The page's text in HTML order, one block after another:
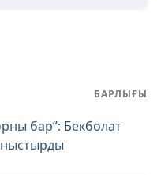
БАРЛЫҒЫ
бар”: Бекболат